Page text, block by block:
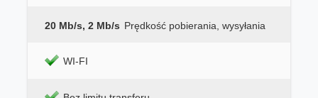
20 Mb/s, 2 Mb/s Prędkość pobierania, wysyłania
WI-FI